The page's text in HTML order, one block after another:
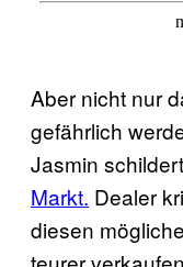
Aber nicht nur
gefährlich
Jasmin
Markt. Dealer
diesen